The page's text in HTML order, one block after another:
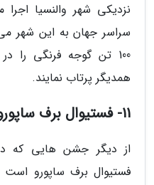
نزدیکی شهر والنسیا
سراسر جهان به این شهر
100 تن گوجه فرنگی
همدیگر پرتاب نمایند.
11- فستیوال برف ساپورو در ژاپن
از دیگر جشن هایی که
فستیوال برف ساپورو است